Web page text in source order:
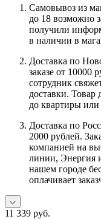
Самовывоз из
до 18 возможно
получили
в наличии в
Доставка по
заказе от 10000
сотрудник
доставки. Товар
до квартиры или
Доставка по
2000 рублей.
компанией на
линии, Энергия
нашем городе
оплачивает
11 339 руб.